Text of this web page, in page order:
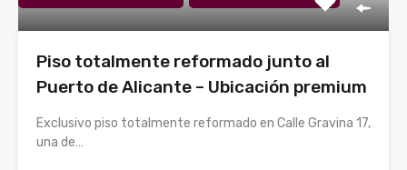
Piso totalmente reformado junto al
Puerto de Alicante – Ubicación premium
Exclusivo piso totalmente reformado en Calle Gravina 17,
una de…